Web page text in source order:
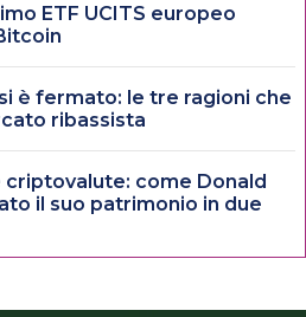
ETF UCITS europeo
è fermato: le tre ragioni che
ribassista
criptovalute: come Donald
il suo patrimonio in due